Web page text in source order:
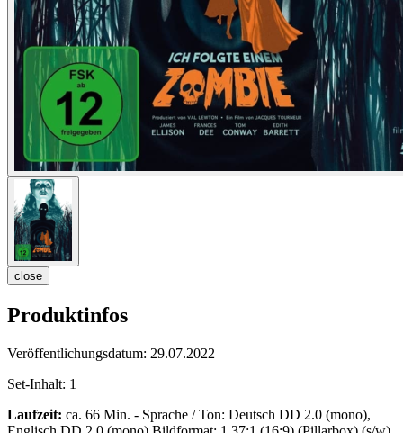
close
Produktinfos
Veröffentlichungsdatum: 29.07.2022
Set-Inhalt: 1
Laufzeit: ca. 66 Min. - Sprache / Ton: Deutsch DD 2.0 (mono),